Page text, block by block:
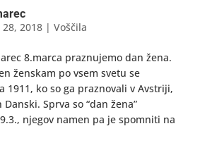
28, 2018| Voščila
8.marca praznujemo dan žena.
ženskam po vsem svetu se
1911, ko so ga praznovali v Avstriji,
Sprva so “dan žena”
njegov namen pa je spomniti na